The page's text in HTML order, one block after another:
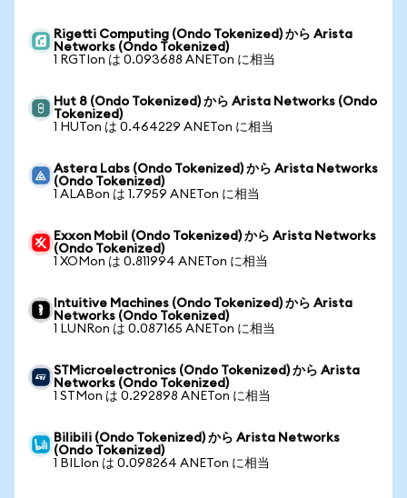
Rigetti Computing (Ondo Tokenized) から Arista
Networks (Ondo Tokenized)
1 RGTIon は 0.093688 ANETon に相当
Hut 8 (Ondo Tokenized) から Arista Networks (Ondo
Tokenized)
1 HUTon は 0.464229 ANETon に相当
Astera Labs (Ondo Tokenized) から Arista Networks
(Ondo Tokenized)
1 ALABon は 1.7959 ANETon に相当
Exxon Mobil (Ondo Tokenized) から Arista Networks
(Ondo Tokenized)
1 XOMon は 0.811994 ANETon に相当
Intuitive Machines (Ondo Tokenized) から Arista
Networks (Ondo Tokenized)
1 LUNRon は 0.087165 ANETon に相当
STMicroelectronics (Ondo Tokenized) から Arista
Networks (Ondo Tokenized)
1 STMon は 0.292898 ANETon に相当
Bilibili (Ondo Tokenized) から Arista Networks
(Ondo Tokenized)
1 BILIon は 0.098264 ANETon に相当